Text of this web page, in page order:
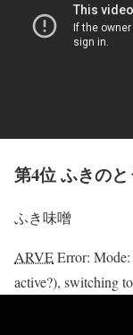
第4位 ふきのと
ふき味噌
ARVEError:
active?), switching